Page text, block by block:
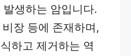
생하는 암입니다.
장 등에 존재하며,
하고 제거하는 역